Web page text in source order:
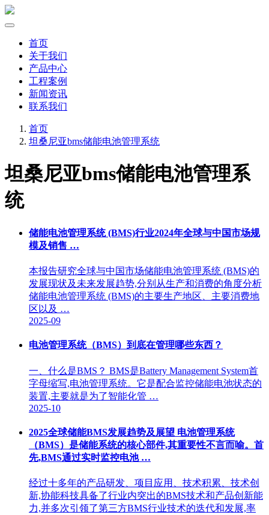
首页
关于我们
产品中心
工程案例
新闻资讯
联系我们
首页
坦桑尼亚bms储能电池管理系统
坦桑尼亚bms储能电池管理系
统
储能电池管理系统 (BMS)行业2024年全球与中国市场规
模及销售 …
本报告研究全球与中国市场储能电池管理系统 (BMS)的
发展现状及未来发展趋势,分别从生产和消费的角度分析
储能电池管理系统 (BMS)的主要生产地区、主要消费地
区以及 …
2025-09
电池管理系统（BMS）到底在管理哪些东西？
一、什么是BMS？ BMS是Battery Management System首
字母缩写,电池管理系统。它是配合监控储能电池状态的
装置,主要就是为了智能化管 …
2025-10
2025全球储能BMS发展趋势及展望 电池管理系统
（BMS）是储能系统的核心部件,其重要性不言而喻。首
先,BMS通过实时监控电池 …
经过十多年的产品研发、项目应用、技术积累、技术创
新,协能科技具备了行业内突出的BMS技术和产品创新能
力,并多次引领了第三方BMS行业技术的迭代和发展,率